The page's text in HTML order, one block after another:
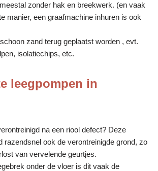
zonder hak en breekwerk. (en vaak
manier, een graafmachine inhuren is ook
zand terug geplaatst worden , evt.
isolatiechips, etc.
leegpompen in
na een riool defect? Deze
razendsnel ook de verontreinigde grond, zo
van vervelende geurtjes.
onder de vloer is dit vaak de